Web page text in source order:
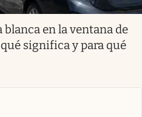
blanca en la ventana de
significa y para qué